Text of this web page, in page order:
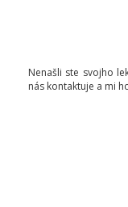
Nenašli ste svojho
nás kontaktuje a mi